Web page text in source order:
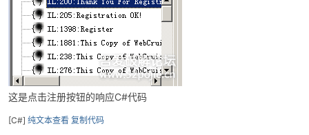
这是点击注册按钮的响应C#代码
[C#] 纯文本查看 复制代码